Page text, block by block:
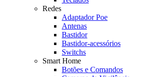
Redes
Adaptador Poe
Antenas
Bastidor
Bastidor-acessórios
Switchs
Smart Home
Botões e Comandos